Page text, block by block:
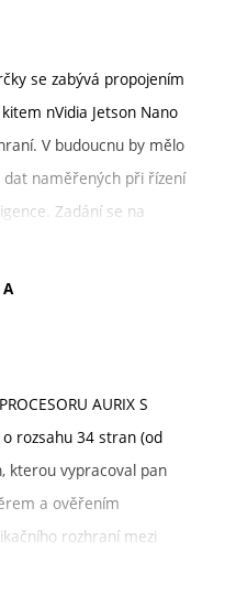
se zabývá propojením
nVidia Jetson Nano
V budoucnu by mělo
naměřených při řízení
Zadání se na
setkal přehledně
po SPI a po
a ověřil na dvou
AURIX. Volby i realizaci
vedoucího. Z důvodu
motoru nebylo možné
ho jeho řídicí deska
A
AURIX S
o rozsahu 34 stran (od
kterou vypracoval pan
a ověřením
rozhraní mezi